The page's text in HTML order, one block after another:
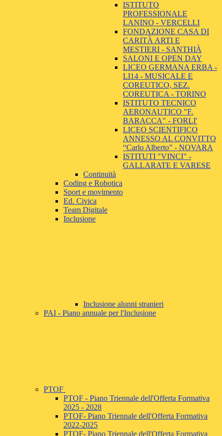
ISTITUTO
PROFESSIONALE
LANINO - VERCELLI
FONDAZIONE CASA DI
CARITÀ ARTI E
MESTIERI - SANTHIÀ
SALONI E OPEN DAY
LICEO GERMANA ERBA -
LI14 - MUSICALE E
COREUTICO, SEZ.
COREUTICA - TORINO
ISTITUTO TECNICO
AERONAUTICO "F.
BARACCA" - FORLI'
LICEO SCIENTIFICO
ANNESSO AL CONVITTO
“Carlo Alberto” - NOVARA
ISTITUTI "VINCI" -
GALLARATE E VARESE
Continuità
Coding e Robotica
Sport e movimento
Ed. Civica
Team Digitale
Inclusione
Inclusione alunni stranieri
PAI - Piano annuale per l'Inclusione
PTOF
PTOF - Piano Triennale dell'Offerta Formativa
2025 - 2028
PTOF- Piano Triennale dell'Offerta Formativa
2022-2025
PTOF- Piano Triennale dell'Offerta Formativa